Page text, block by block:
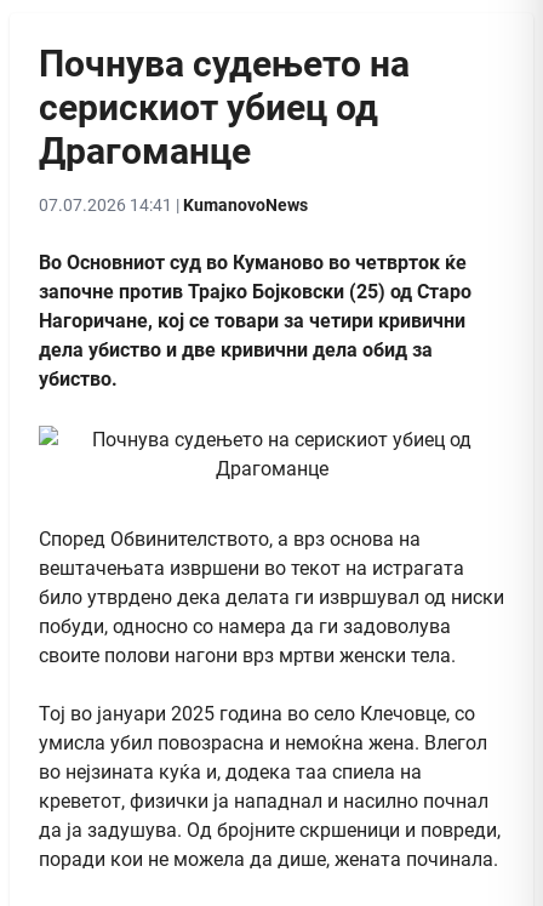
Почнува судењето на
серискиот убиец од
Драгоманце
07.07.2026 14:41 |KumanovoNews
Во Основниот суд во Куманово во четврток ќе
започне против Трајко Бојковски (25) од Старо
Нагоричане, кој се товари за четири кривични
дела убиство и две кривични дела обид за
убиство.
Според Обвинителството, а врз основа на
вештачењата извршени во текот на истрагата
било утврдено дека делата ги извршувал од ниски
побуди, односно со намера да ги задоволува
своите полови нагони врз мртви женски тела.
Тој во јануари 2025 година во село Клечовце, со
умисла убил повозрасна и немоќна жена. Влегол
во нејзината куќа и, додека таа спиела на
креветот, физички ја нападнал и насилно почнал
да ја задушува. Од бројните скршеници и повреди,
поради кои не можела да дише, жената починала.